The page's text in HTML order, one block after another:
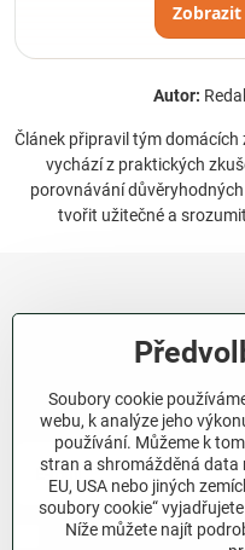
Zobrazit
Autor:
Článek připravil tým
vychází z praktických
porovnávání
tvořit užitečné a
Chci se přihlásit k odběru
Soubory cookie
webu, k analýze jeho
používání. Můžeme k
stran a shromážděná data
EU, USA nebo jiných
soubory cookie“
Níže můžete najít